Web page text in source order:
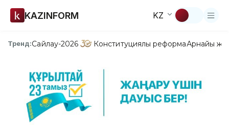
KAZINFORM KZ
Тренд:Сайлау-2026 Конституциялық реформаАрнайы